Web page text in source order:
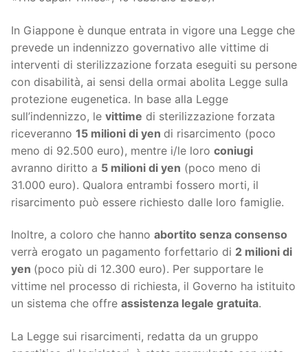
In Giappone è dunque entrata in vigore una Legge che
prevede un indennizzo governativo alle vittime di
interventi di sterilizzazione forzata eseguiti su persone
con disabilità, ai sensi della ormai abolita Legge sulla
protezione eugenetica. In base alla Legge
sull’indennizzo, le vittime di sterilizzazione forzata
riceveranno 15 milioni di yen di risarcimento (poco
meno di 92.500 euro), mentre i/le loro coniugi
avranno diritto a 5 milioni di yen (poco meno di
31.000 euro). Qualora entrambi fossero morti, il
risarcimento può essere richiesto dalle loro famiglie.
Inoltre, a coloro che hanno abortito senza consenso
verrà erogato un pagamento forfettario di 2 milioni di
yen (poco più di 12.300 euro). Per supportare le
vittime nel processo di richiesta, il Governo ha istituito
un sistema che offre assistenza legale gratuita.
La Legge sui risarcimenti, redatta da un gruppo